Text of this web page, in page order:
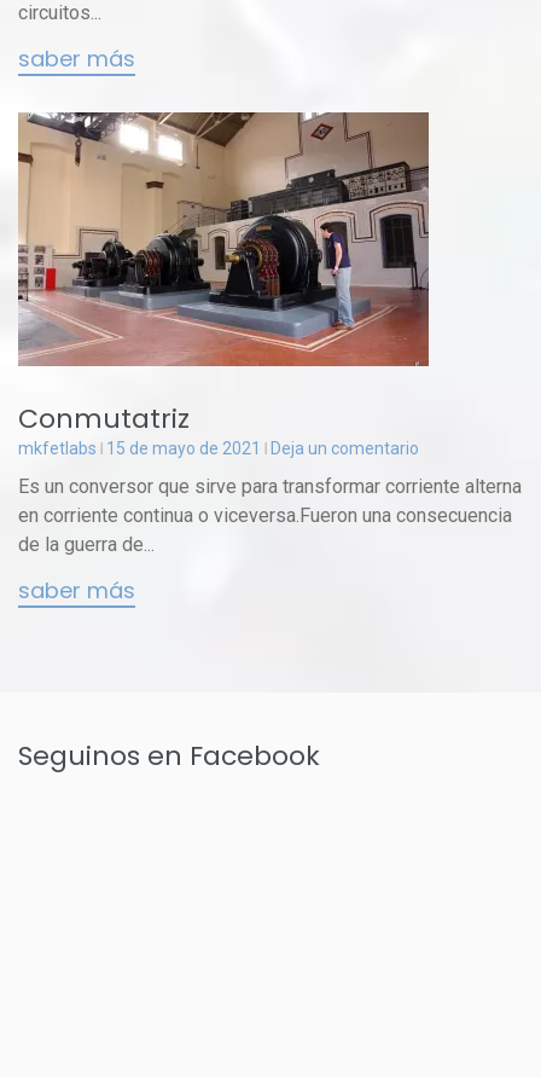
circuitos...
saber más
Conmutatriz
mkfetlabs 15 de mayo de 2021 Deja un comentario
Es un conversor que sirve para transformar corriente alterna
en corriente continua o viceversa.Fueron una consecuencia
de la guerra de...
saber más
Seguinos en Facebook